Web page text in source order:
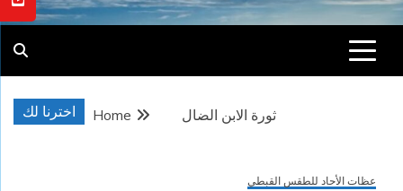
اخترنا لك Home ثورة الابن الضال
عظات الأحاد للطقس القبطي